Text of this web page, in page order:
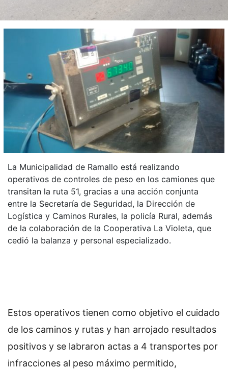
La Municipalidad de Ramallo está realizando
operativos de controles de peso en los camiones que
transitan la ruta 51, gracias a una acción conjunta
entre la Secretaría de Seguridad, la Dirección de
Logística y Caminos Rurales, la policía Rural, además
de la colaboración de la Cooperativa La Violeta, que
cedió la balanza y personal especializado.
Estos operativos tienen como objetivo el cuidado
de los caminos y rutas y han arrojado resultados
positivos y se labraron actas a 4 transportes por
infracciones al peso máximo permitido,